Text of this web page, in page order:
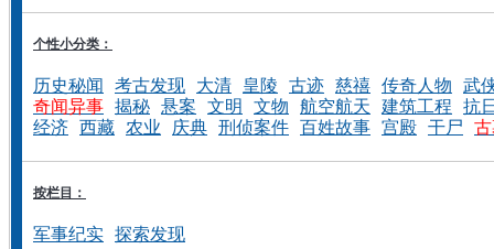
个性小分类：
历史秘闻 考古发现 大清 皇陵 古迹 慈禧 传奇人物
武
奇闻异事 揭秘 悬案 文明 文物 航空航天 建筑工程
抗
经济 西藏 农业 庆典 刑侦案件 百姓故事 宫殿 干尸
按栏目：
军事纪实 探索发现